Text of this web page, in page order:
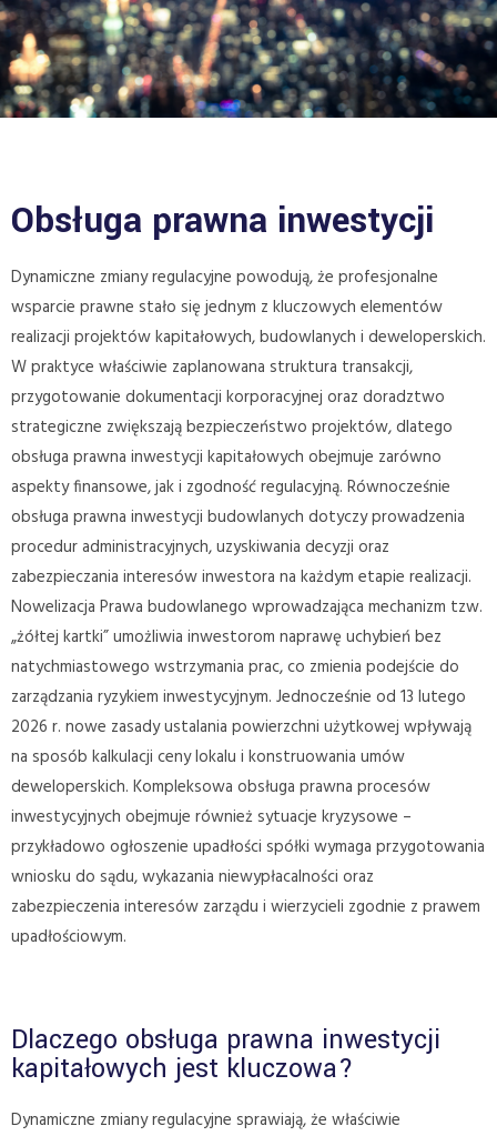
Obsługa prawna inwestycji
Dynamiczne zmiany regulacyjne powodują, że profesjonalne
wsparcie prawne stało się jednym z kluczowych elementów
realizacji projektów kapitałowych, budowlanych i deweloperskich.
W praktyce właściwie zaplanowana struktura transakcji,
przygotowanie dokumentacji korporacyjnej oraz doradztwo
strategiczne zwiększają bezpieczeństwo projektów, dlatego
obsługa prawna inwestycji kapitałowych obejmuje zarówno
aspekty finansowe, jak i zgodność regulacyjną. Równocześnie
obsługa prawna inwestycji budowlanych dotyczy prowadzenia
procedur administracyjnych, uzyskiwania decyzji oraz
zabezpieczania interesów inwestora na każdym etapie realizacji.
Nowelizacja Prawa budowlanego wprowadzająca mechanizm tzw.
„żółtej kartki” umożliwia inwestorom naprawę uchybień bez
natychmiastowego wstrzymania prac, co zmienia podejście do
zarządzania ryzykiem inwestycyjnym. Jednocześnie od 13 lutego
2026 r. nowe zasady ustalania powierzchni użytkowej wpływają
na sposób kalkulacji ceny lokalu i konstruowania umów
deweloperskich. Kompleksowa obsługa prawna procesów
inwestycyjnych obejmuje również sytuacje kryzysowe –
przykładowo ogłoszenie upadłości spółki wymaga przygotowania
wniosku do sądu, wykazania niewypłacalności oraz
zabezpieczenia interesów zarządu i wierzycieli zgodnie z prawem
upadłościowym.
Dlaczego obsługa prawna inwestycji
kapitałowych jest kluczowa?
Dynamiczne zmiany regulacyjne sprawiają, że właściwie